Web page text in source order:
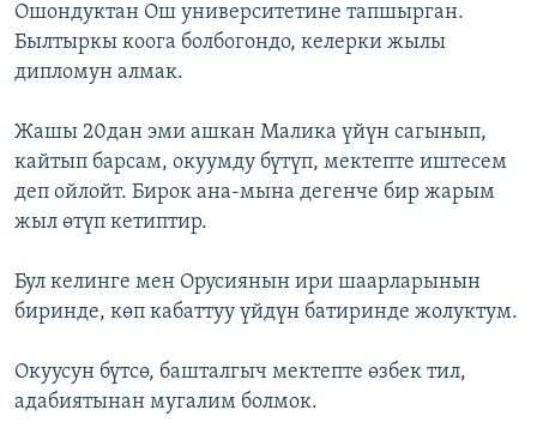
Ошондуктан Ош университетине тапшырган.
Былтыркы коога болбогондо, келерки жылы
дипломун алмак.
Жашы 20дан эми ашкан Малика үйүн сагынып,
кайтып барсам, окуумду бүтүп, мектепте иштесем
деп ойлойт. Бирок ана-мына дегенче бир жарым
жыл өтүп кетиптир.
Бул келинге мен Орусиянын ири шаарларынын
биринде, көп кабаттуу үйдүн батиринде жолуктум.
Окуусун бүтсө, башталгыч мектепте өзбек тил,
адабиятынан мугалим болмок.